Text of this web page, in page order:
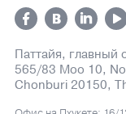
Паттайя, главный
565/83 Moo 10,
Chonburi 20150,